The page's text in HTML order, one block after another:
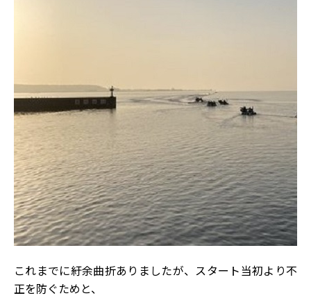
これまでに紆余曲折ありましたが、スタート当初より不
正を防ぐためと、